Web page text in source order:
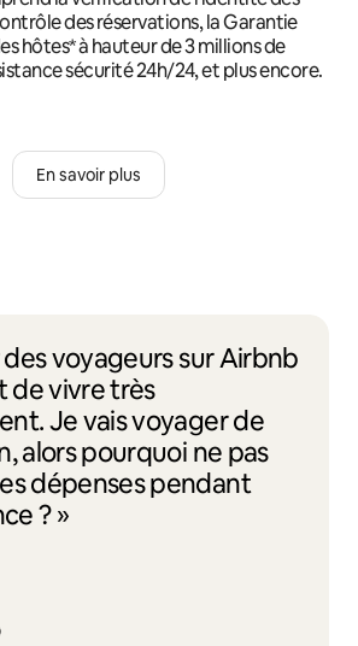
des réservations, la Garantie
hôtes* à hauteur de 3 millions de
sécurité 24h/24, et plus encore.
En savoir plus
voyageurs sur Airbnb
de vivre très
Je vais voyager de
alors pourquoi ne pas
dépenses pendant
? »